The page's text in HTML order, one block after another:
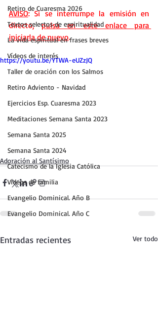
Retiro de Cuaresma 2026
Textos selectos de espiritualidad
La vida espiritual en frases breves
Vídeos de interés
Taller de oración con los Salmos
Retiro Adviento - Navidad
Ejercicios Esp. Cuaresma 2023
Meditaciones Semana Santa 2023
Semana Santa 2025
Semana Santa 2024
Catecismo de la Iglesia Católica
Vídeos de familia
Evangelio Dominical. Año B
Evangelio Dominical. Año C
AVISO: Si se interrumpe la emisión en
directo, pulsa en este enlace para
iniciarla de nuevo.
https://youtu.be/YTWA-eUZzJQ
Adoración al Santísimo
Entradas recientes Ver todo